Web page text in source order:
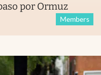
por Ormuz
Members